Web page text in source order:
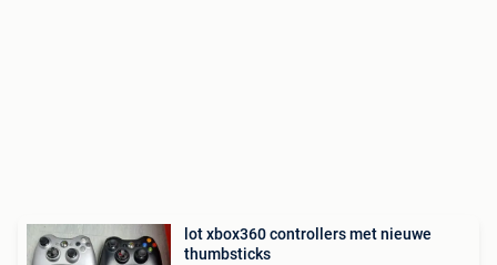
lot xbox360 controllers met nieuwe
thumbsticks